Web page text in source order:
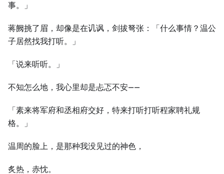
事。」
蒋阙挑了眉，却像是在讥讽，剑拔弩张：「什么事情？温公
子居然找我打听。」
「说来听听。」
不知怎么地，我心里却是忐忑不安——
「素来将军府和丞相府交好，特来打听打听程家聘礼规
格。」
温周的脸上，是那种我没见过的神色，
炙热，赤忱。